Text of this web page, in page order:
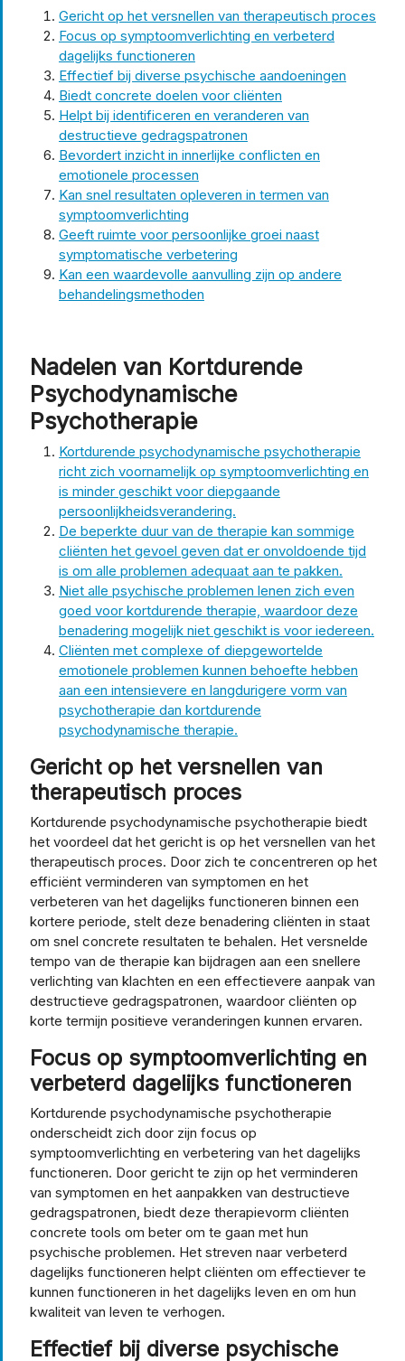
Gericht op het versnellen van therapeutisch proces
Focus op symptoomverlichting en verbeterd
dagelijks functioneren
Effectief bij diverse psychische aandoeningen
Biedt concrete doelen voor cliënten
Helpt bij identificeren en veranderen van
destructieve gedragspatronen
Bevordert inzicht in innerlijke conflicten en
emotionele processen
Kan snel resultaten opleveren in termen van
symptoomverlichting
Geeft ruimte voor persoonlijke groei naast
symptomatische verbetering
Kan een waardevolle aanvulling zijn op andere
behandelingsmethoden
Nadelen van Kortdurende
Psychodynamische
Psychotherapie
Kortdurende psychodynamische psychotherapie
richt zich voornamelijk op symptoomverlichting en
is minder geschikt voor diepgaande
persoonlijkheidsverandering.
De beperkte duur van de therapie kan sommige
cliënten het gevoel geven dat er onvoldoende tijd
is om alle problemen adequaat aan te pakken.
Niet alle psychische problemen lenen zich even
goed voor kortdurende therapie, waardoor deze
benadering mogelijk niet geschikt is voor iedereen.
Cliënten met complexe of diepgewortelde
emotionele problemen kunnen behoefte hebben
aan een intensievere en langdurigere vorm van
psychotherapie dan kortdurende
psychodynamische therapie.
Gericht op het versnellen van
therapeutisch proces
Kortdurende psychodynamische psychotherapie biedt
het voordeel dat het gericht is op het versnellen van het
therapeutisch proces. Door zich te concentreren op het
efficiënt verminderen van symptomen en het
verbeteren van het dagelijks functioneren binnen een
kortere periode, stelt deze benadering cliënten in staat
om snel concrete resultaten te behalen. Het versnelde
tempo van de therapie kan bijdragen aan een snellere
verlichting van klachten en een effectievere aanpak van
destructieve gedragspatronen, waardoor cliënten op
korte termijn positieve veranderingen kunnen ervaren.
Focus op symptoomverlichting en
verbeterd dagelijks functioneren
Kortdurende psychodynamische psychotherapie
onderscheidt zich door zijn focus op
symptoomverlichting en verbetering van het dagelijks
functioneren. Door gericht te zijn op het verminderen
van symptomen en het aanpakken van destructieve
gedragspatronen, biedt deze therapievorm cliënten
concrete tools om beter om te gaan met hun
psychische problemen. Het streven naar verbeterd
dagelijks functioneren helpt cliënten om effectiever te
kunnen functioneren in het dagelijks leven en om hun
kwaliteit van leven te verhogen.
Effectief bij diverse psychische